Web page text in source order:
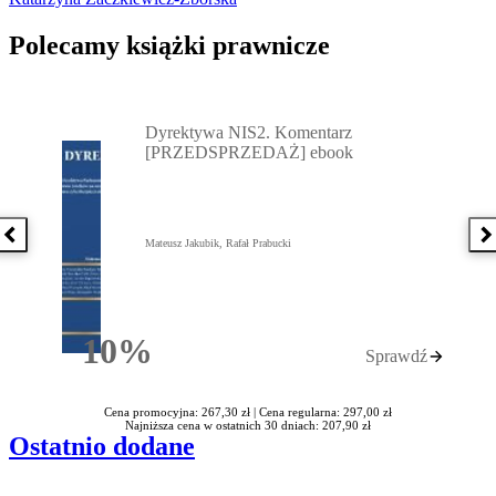
Polecamy książki prawnicze
Poprzednia książka
10%Rabatu
Dyrektywa NIS2. Komentarz
[PRZEDSPRZEDAŻ] ebook
Mateusz Jakubik, Rafał Prabucki
Sprawdź
Cena promocyjna: 267,30 zł | Cena regularna: 297,00 zł
Najniższa cena w ostatnich 30 dniach: 207,90 zł
Ostatnio dodane